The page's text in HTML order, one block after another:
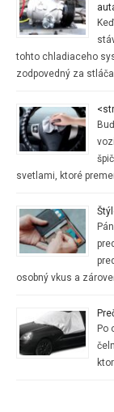
tohto chladiaceho
zodpovedný za
svetlami, ktoré
osobný vkus a
Po